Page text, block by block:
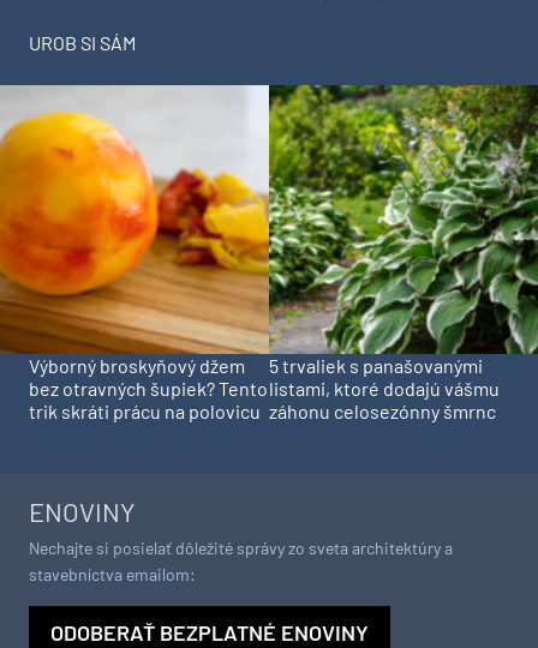
UROB SI SÁM
Výborný broskyňový džem
bez otravných šupiek? Tento
trik skráti prácu na polovicu
5 trvaliek s panašovanými
listami, ktoré dodajú vášmu
záhonu celosezónny šmrnc
ENOVINY
Nechajte si posielať dôležité správy zo sveta architektúry a
stavebníctva emailom:
ODOBERAŤ BEZPLATNÉ ENOVINY